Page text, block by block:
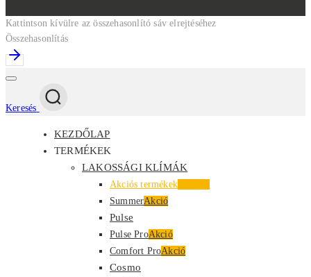
Kattintson kívülre az összehasonlító sáv elrejtéséhez
Összehasonlítás
Keresés
KEZDŐLAP
TERMÉKEK
LAKOSSÁGI KLÍMÁK
Akciós termékek
SummerAkció
Pulse
Pulse ProAkció
Comfort ProAkció
Cosmo